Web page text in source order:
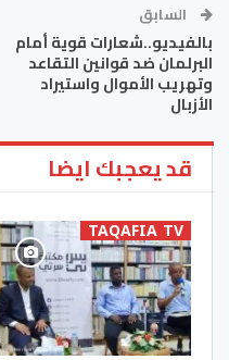
السابق
بالفيديو..شعارات قوية أمام
البرلمان ضد قوانين التقاعد
وتهريب الأموال واستيراد
الأزبال
قد يعجبك ايضا
TAQAFIA TV